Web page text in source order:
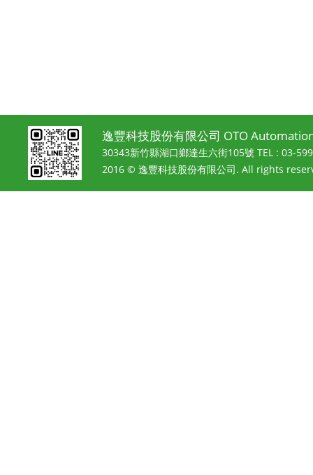
逸豐科技股份有限公司 OTO
30343新竹縣湖口鄉達生六街105號 TEL : 03-
2016 © 逸豐科技股份有限公司. All rights